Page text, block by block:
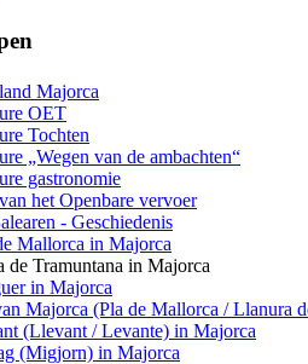
Majorca
OET
Tochten
„Wegen van de ambachten“
gastronomie
het Openbare vervoer
- Geschiedenis
Mallorca in Majorca
de Tramuntana in Majorca
in Majorca
Majorca (Pla de Mallorca / Llanura
(Llevant / Levante) in Majorca
(Migjorn) in Majorca